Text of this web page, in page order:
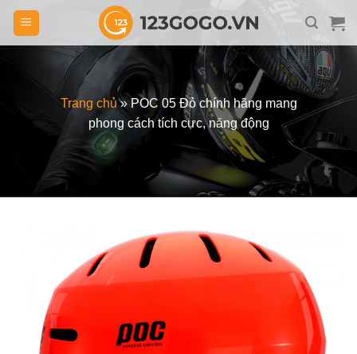
Skip
content
Trang chủ»POC 05 Đỏ chính hãng mang
phong cách tích cực, năng động